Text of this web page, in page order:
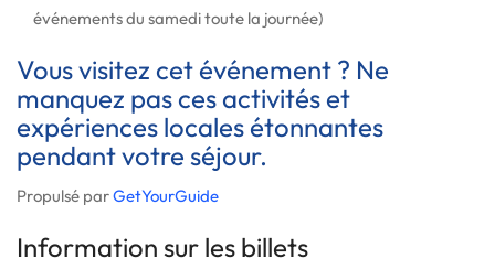
événements du samedi toute la journée)
Vous visitez cet événement ? Ne
manquez pas ces activités et
expériences locales étonnantes
pendant votre séjour.
Propulsé parGetYourGuide
Information sur les billets